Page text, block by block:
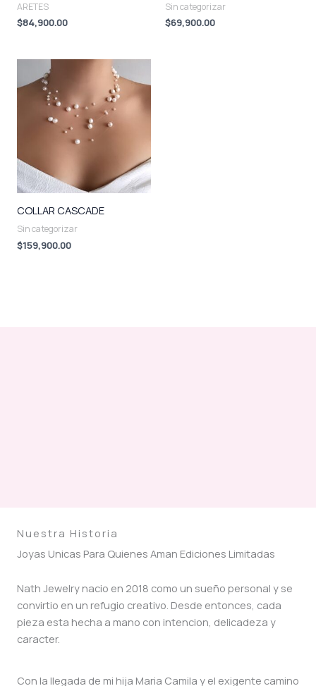
ARETES
$84,900.00
Sin categorizar
$69,900.00
COLLAR CASCADE
Sin categorizar
$159,900.00
Nuestra Historia
Joyas Unicas Para Quienes Aman Ediciones Limitadas
Nath Jewelry nacio en 2018 como un sueño personal y se
convirtio en un refugio creativo. Desde entonces, cada
pieza esta hecha a mano con intencion, delicadeza y
caracter.
Con la llegada de mi hija Maria Camila y el exigente camino